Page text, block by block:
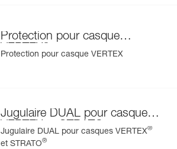
Protection pour casque
VERTEX
Protection pour casque VERTEX
Jugulaire DUAL pour casques
VERTEX et STRATO
Jugulaire DUAL pour casques VERTEX®
et STRATO®